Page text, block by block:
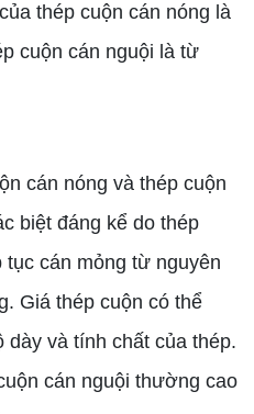
thép cuộn cán nóng là
cuộn cán nguội là từ
cán nóng và thép cuộn
biệt đáng kể do thép
cán mỏng từ nguyên
Giá thép cuộn có thể
dày và tính chất của thép.
cán nguội thường cao